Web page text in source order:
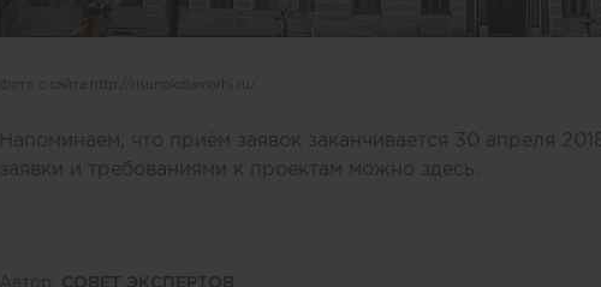
Фото с сайта http://risunokdlamarhi.ru/
Напоминаем, что приём заявок заканчивается 30 апреля
заявки и требованиями к проектам можно здесь
Автор: СОВЕТ ЭКСПЕРТОВ